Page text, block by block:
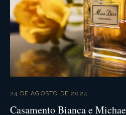
24 DE AGOSTO DE 2024
Casamento Bianca e